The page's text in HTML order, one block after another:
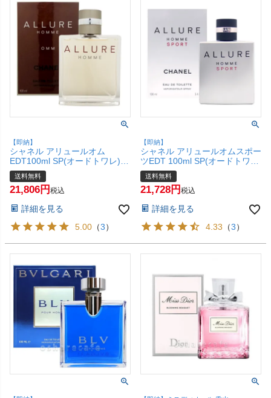
【即納】
シャネル アリュールオム
EDT100ml SP(オードトワレ)
【香水】【宅配便送料無料】
送料無料
21,806 税込
詳細を見る
5.00 （3）
【即納】
シャネル アリュールオムスポー
ツEDT 100ml SP(オードトワ
レ)【香水】【宅配便送料無
料】 (5000525)
送料無料
21,728 税込
詳細を見る
4.33 （3）